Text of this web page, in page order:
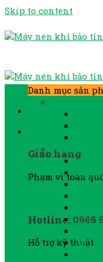
Skip to content
Giao hàng
Phạm vi toàn
Hotline: 0946
Hỗ trợ kỹ thuật
Danh mục sản
PHỤ
Phụ
Phụ
Phụ
Phụ
Phụ